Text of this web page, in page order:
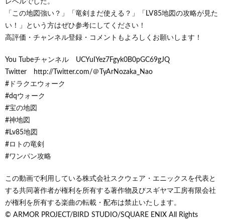
「この地図強い？」「竜剣まだ使える？」「LV85地図の攻略が見た
い！」という方はぜひ参考にしてください！
高評価・チャンネル登録・コメントもよろしくお願いします！
You Tubeチャンネル UCYuIYez7Fgyk0B0pGC69gJQ
Twitter http://Twitter.com/＠TyArNozaka_Nao
#ドラクエウォーク
#dqウォーク
#宝の地図
#神地図
#Lv85地図
#ロトの竜剣
#ワンパン攻略
この動画で利用している株式会社スクウェア・エニックスを代表と
する共同著作者が権利を所有する著作物及びスギヤマ工房有限会社
が権利を所有する楽曲の転載・配布は禁止いたします。
© ARMOR PROJECT/BIRD STUDIO/SQUARE ENIX All Rights